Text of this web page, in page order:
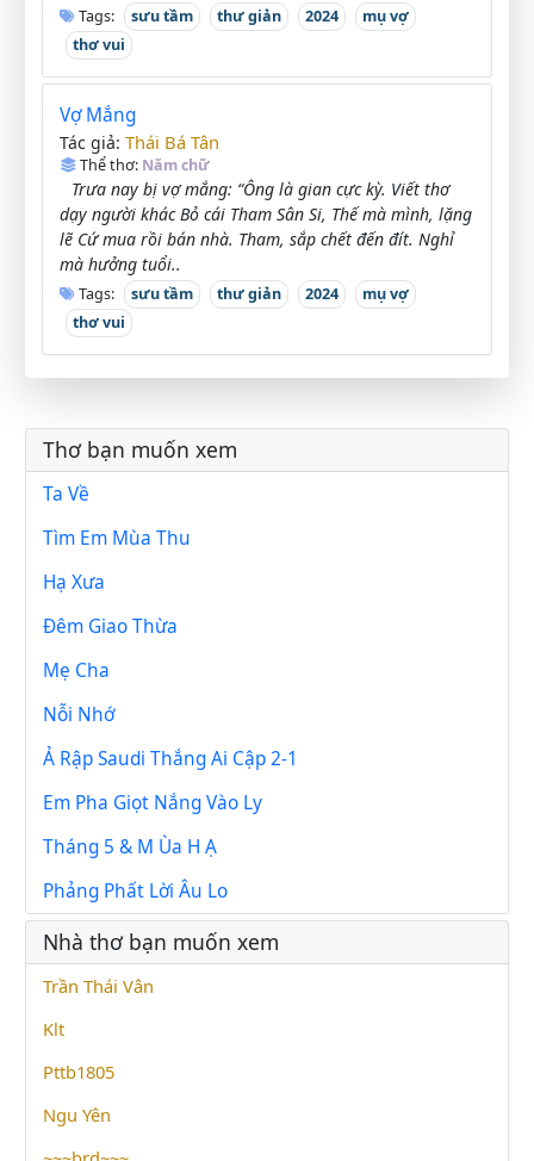
Tags: sưu tầm thư giản 2024
mụ vợ
thơ vui
Vợ Mắng
Tác giả: Thái Bá Tân
Thể thơ: Năm chữ
Trưa nay bị vợ mắng: “Ông là gian cực kỳ. Viết thơ
dạy người khác Bỏ cái Tham Sân Si, Thế mà mình, lặng
lẽ Cứ mua rồi bán nhà. Tham, sắp chết đến đít. Nghỉ
mà hưởng tuổi..
Tags: sưu tầm thư giản 2024
mụ vợ
thơ vui
Thơ bạn muốn xem
Ta Về
Tìm Em Mùa Thu
Hạ Xưa
Đêm Giao Thừa
Mẹ Cha
Nỗi Nhớ
Ả Rập Saudi Thắng Ai Cập 2-1
Em Pha Giọt Nắng Vào Ly
Tháng 5 & M Ùa H Ạ
Phảng Phất Lời Âu Lo
Nhà thơ bạn muốn xem
Trần Thái Vân
Klt
Pttb1805
Ngu Yên